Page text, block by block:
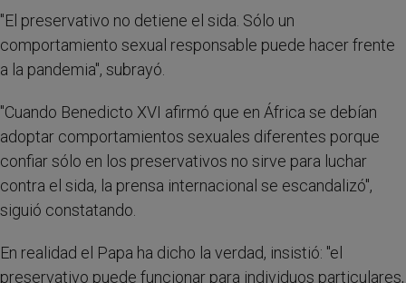
"El preservativo no detiene el sida. Sólo un
comportamiento sexual responsable puede hacer frente
a la pandemia", subrayó.
"Cuando Benedicto XVI afirmó que en África se debían
adoptar comportamientos sexuales diferentes porque
confiar sólo en los preservativos no sirve para luchar
contra el sida, la prensa internacional se escandalizó",
siguió constatando.
En realidad el Papa ha dicho la verdad, insistió: "el
preservativo puede funcionar para individuos particulares,